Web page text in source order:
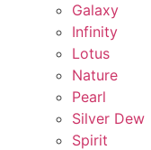
Galaxy
Infinity
Lotus
Nature
Pearl
Silver Dew
Spirit